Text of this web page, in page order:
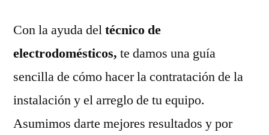
Con la ayuda deltécnico de
electrodomésticos, te damos una guía
sencilla de cómo hacer la contratación de la
instalación y el arreglo de tu equipo.
Asumimos darte mejores resultados y por